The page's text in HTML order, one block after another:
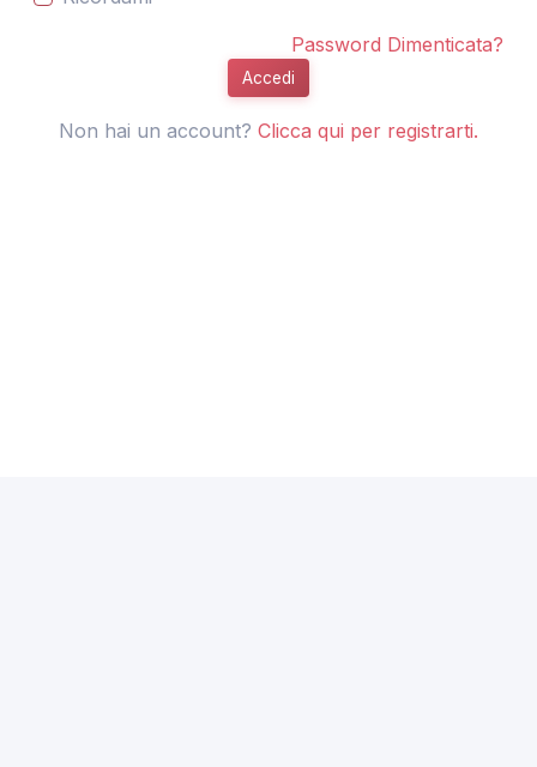
Password Dimenticata?
Accedi
Non hai un account? Clicca qui per registrarti.